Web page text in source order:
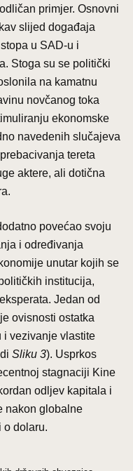
primjer. Osnovni
slijed događaja
u SAD-u i
Stoga su se politički
na kamatnu
novčanog toka
ekonomske
navedenih slučajeva
tereta
aktere, ali dotična
povećao svoju
i određivanja
unutar kojih se
institucija,
Jedan od
ovisnosti ostatka
i vezivanje vlastite
Sliku 3). Usprkos
stagnaciji Kine
odljev kapitala i
nakon globalne
o dolaru.